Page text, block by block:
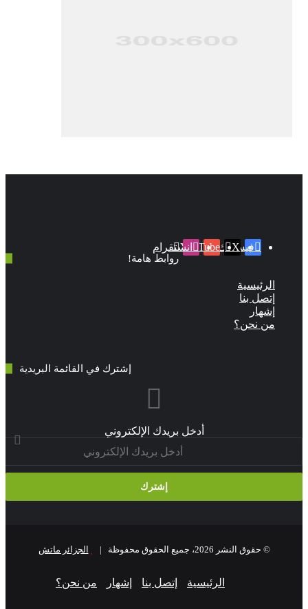
فيسبوك
‫X
‫YouTubeانستقرام
روابط هامة!
نحن؟
إشترك في القائمة البريدية
أدخل بريدك الإلكتروني
© حقوق النشر 2026، جميع الحقوق محفوظة | الجزائر ماتش
إتصل بنا إشهار من نحن؟